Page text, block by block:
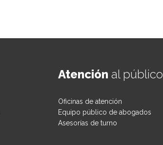
Atención al público
Oficinas de atención
Equipo público de abogados
Asesorías de turno